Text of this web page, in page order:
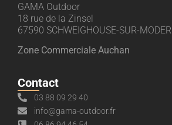
GAMA Outdoor
18 rue de la Zinsel
67590 SCHWEIGHOUSE-SUR-MODER
Zone Commerciale Auchan
Contact
03 88 09 29 40
info@gama-outdoor.fr